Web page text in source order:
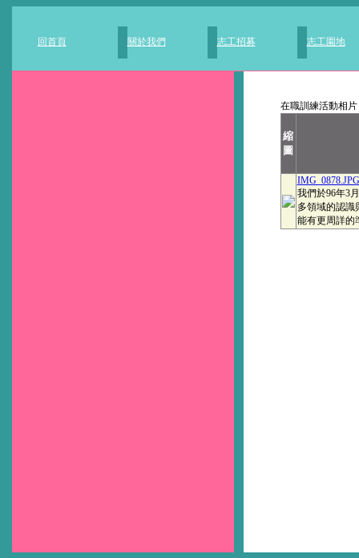
回首頁 關於我們 志工招募 志工園地
在職訓練活動相片
縮
圖
IMG_0878.JPG
我們於96年3
多領域的認識
能有更周詳的